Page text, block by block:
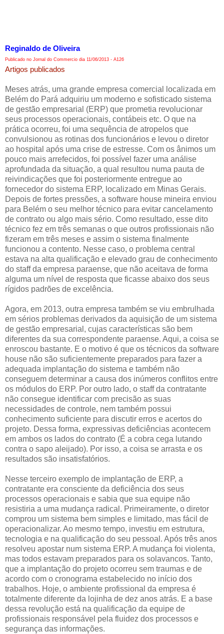
Reginaldo de Oliveira
Publicado no Jornal do Commercio dia 11/06/2013 - A126
Artigos publicados
Meses atrás, uma grande empresa comercial localizada em
Belém do Pará adquiriu um moderno e sofisticado sistema
de gestão empresarial (ERP) que prometia revolucionar
seus processos operacionais, contábeis etc. O que na
prática ocorreu, foi uma sequência de atropelos que
convulsionou as rotinas dos funcionários e levou o diretor
ao hospital após uma crise de estresse. Com os ânimos um
pouco mais arrefecidos, foi possível fazer uma análise
aprofundada da situação, a qual resultou numa pauta de
reivindicações que foi posteriormente entregue ao
fornecedor do sistema ERP, localizado em Minas Gerais.
Depois de fortes pressões, a software house mineira enviou
para Belém o seu melhor técnico para evitar cancelamento
de contrato ou algo mais sério. Como resultado, esse dito
técnico fez em três semanas o que outros profissionais não
fizeram em três meses e assim o sistema finalmente
funcionou a contento. Nesse caso, o problema central
estava na alta qualificação e elevado grau de conhecimento
do staff da empresa paraense, que não aceitava de forma
alguma um nível de resposta que ficasse abaixo dos seus
rígidos padrões de excelência.
Agora, em 2013, outra empresa também se viu embrulhada
em sérios problemas derivados da aquisição de um sistema
de gestão empresarial, cujas características são bem
diferentes da sua correspondente paraense. Aqui, a coisa se
enroscou bastante. E o motivo é que os técnicos da software
house não são suficientemente preparados para fazer a
adequada implantação do sistema e também não
conseguem determinar a causa dos inúmeros conflitos entre
os módulos do ERP. Por outro lado, o staff da contratante
não consegue identificar com precisão as suas
necessidades de controle, nem também possui
conhecimento suficiente para discutir erros e acertos do
projeto. Dessa forma, expressivas deficiências acontecem
em ambos os lados do contrato (É a cobra cega lutando
contra o sapo aleijado). Por isso, a coisa se arrasta e os
resultados são insatisfatórios.
Nesse terceiro exemplo de implantação de ERP, a
contratante era consciente da deficiência dos seus
processos operacionais e sabia que sua equipe não
resistiria a uma mudança radical. Primeiramente, o diretor
comprou um sistema bem simples e limitado, mas fácil de
operacionalizar. Ao mesmo tempo, investiu em estrutura,
tecnologia e na qualificação do seu pessoal. Após três anos
resolveu apostar num sistema ERP. A mudança foi violenta,
mas todos estavam preparados para os solavancos. Tanto,
que a implantação do projeto ocorreu sem traumas e de
acordo com o cronograma estabelecido no início dos
trabalhos. Hoje, o ambiente profissional da empresa é
totalmente diferente da lojinha de dez anos atrás. E a base
dessa revolução está na qualificação da equipe de
profissionais responsável pela fluidez dos processos e
segurança das informações.